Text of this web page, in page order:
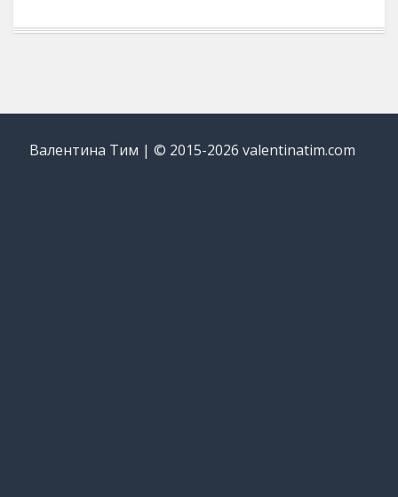
Валентина Тим | © 2015-2026 valentinatim.com